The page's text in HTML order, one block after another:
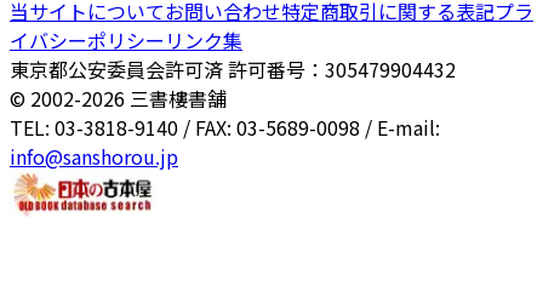
当サイトについてお問い合わせ特定商取引に関する表記プラ
イバシーポリシー リンク集
東京都公安委員会許可済 許可番号：305479904432
© 2002-2026 三書樓書舗
TEL: 03-3818-9140 / FAX: 03-5689-0098 / E-mail:
info@sanshorou.jp